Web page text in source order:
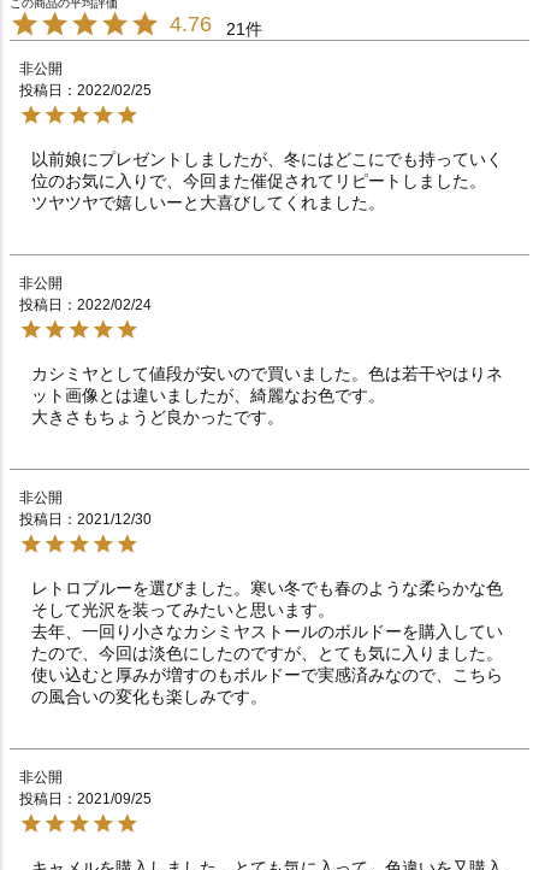
4.76 21
非公開
投稿日
2022/02/25
以前娘にプレゼントしましたが、冬にはどこにでも持っていく
位のお気に入りで、今回また催促されてリピートしました。
非公開
投稿日
2022/02/24
カシミヤとして値段が安いので買いました。色は若干やはりネ
ット画像とは違いましたが、綺麗なお色です。
大きさもちょうど良かったです。
非公開
投稿日
2021/12/30
レトロブルーを選びました。寒い冬でも春のような柔らかな色
そして光沢を装ってみたいと思います。
去年、一回り小さなカシミヤストールのボルドーを購入してい
たので、今回は淡色にしたのですが、とても気に入りました。
使い込むと厚みが増すのもボルドーで実感済みなので、こちら
の風合いの変化も楽しみです。
非公開
投稿日
2021/09/25